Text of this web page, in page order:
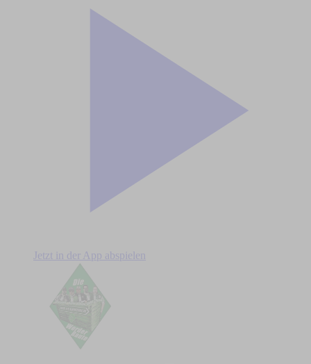
Jetzt in der App abspielen